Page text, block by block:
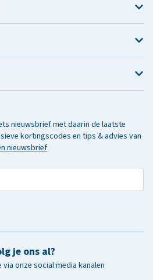
nieuwsbrief met daarin de laatste
kortingscodes en tips & advies van
nieuwsbrief
je ons al?
onze social media kanalen